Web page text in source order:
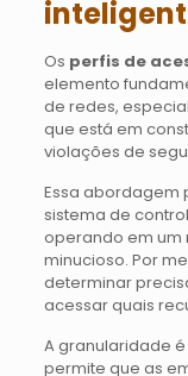
Os perfis de
elemento
de redes,
que está em
violações de
Essa abordagem
sistema de
operando em um
minucioso. Por
determinar
acessar quais
A granularidade
permite que as